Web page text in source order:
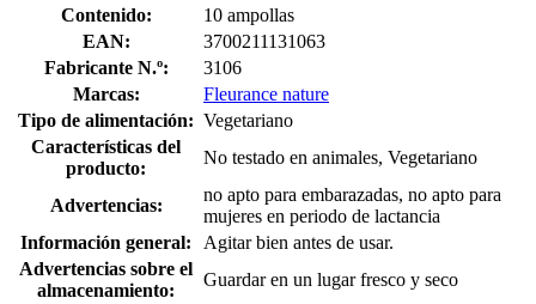
Contenido:
10 ampollas
EAN:
3700211131063
Fabricante N.º:
3106
Marcas:
Fleurance nature
Tipo de alimentación: Vegetariano
Características del
producto:
No testado en animales, Vegetariano
Advertencias:
no apto para embarazadas, no apto para
mujeres en periodo de lactancia
Información general:
Agitar bien antes de usar.
Advertencias sobre el
almacenamiento:
Guardar en un lugar fresco y seco